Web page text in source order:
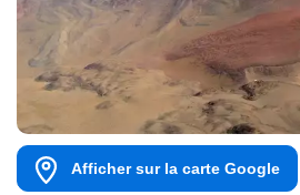
Afficher sur la carte Google